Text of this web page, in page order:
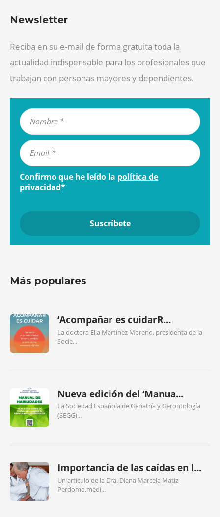
Newsletter
Reciba en su e-mail de forma gratuita toda la
actualidad indispensable para los profesionales que
trabajan con personas mayores y dependientes.
Confirmo que he leído la política de
privacidad*
Más populares
‘Acompañar es cuidarR...
La doctora Elia Martínez Moreno, presidenta de la
Socie...
Nueva edición del ‘Manua...
La Sociedad Española de Geriatría y Gerontología
(SEGG)...
Importancia de las caídas en l...
Un artículo de la Dra. Diana Marcela Matiz
Perdomo,médi...